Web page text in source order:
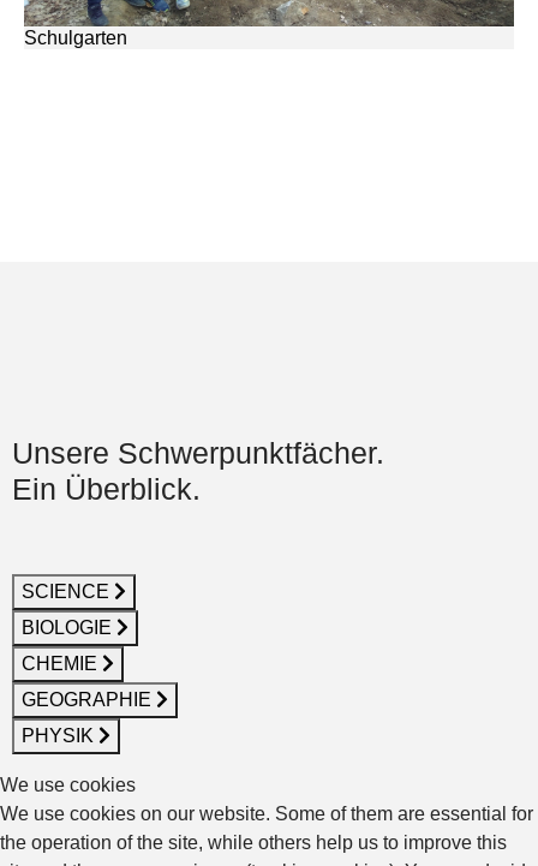
Schulgarten
Unsere Schwerpunktfächer.
Ein Überblick.
SCIENCE
BIOLOGIE
CHEMIE
GEOGRAPHIE
PHYSIK
We use cookies
We use cookies on our website. Some of them are essential for
the operation of the site, while others help us to improve this